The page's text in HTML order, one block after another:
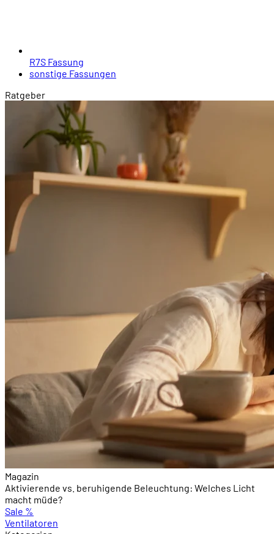
R7S Fassung
sonstige Fassungen
Ratgeber
Magazin
Aktivierende vs. beruhigende Beleuchtung: Welches Licht
macht müde?
Sale %
Ventilatoren